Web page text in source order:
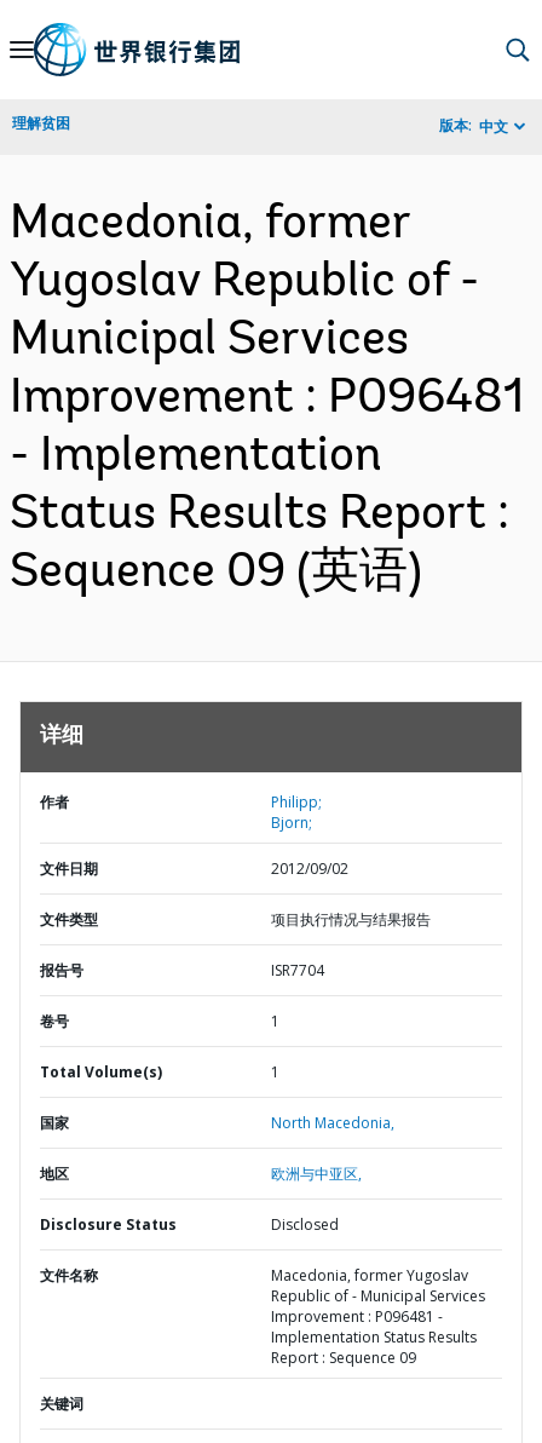
Skip
Navigation
理解贫困 版本: 中文
Macedonia, former
Yugoslav Republic of -
Municipal Services
Improvement : P096481
- Implementation
Status Results Report :
Sequence 09 (英语)
详细
作者
Philipp;
Bjorn;
文件日期 2012/09/02
文件类型 项目执行情况与结果报告
报告号 ISR7704
卷号 1
Total Volume(s) 1
国家 North Macedonia,
地区 欧洲与中亚区,
Disclosure Status Disclosed
文件名称
Macedonia, former Yugoslav
Republic of - Municipal Services
Improvement : P096481 -
Implementation Status Results
Report : Sequence 09
关键词